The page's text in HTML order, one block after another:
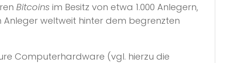
Bitcoins im Besitz von etwa 1.000 Anlegern,
Anleger weltweit hinter dem begrenzten
Computerhardware (vgl. hierzu die